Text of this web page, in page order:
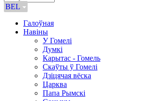
BEL
Галоўная
Навіны
У Гомелі
Думкі
Карытас - Гомель
Скаўты ў Гомелі
Дзіцячая вёска
Царква
Папа Рымскі